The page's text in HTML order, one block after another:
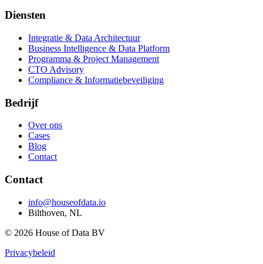
Diensten
Integratie & Data Architectuur
Business Intelligence & Data Platform
Programma & Project Management
CTO Advisory
Compliance & Informatiebeveiliging
Bedrijf
Over ons
Cases
Blog
Contact
Contact
info@houseofdata.io
Bilthoven, NL
© 2026 House of Data BV
Privacybeleid